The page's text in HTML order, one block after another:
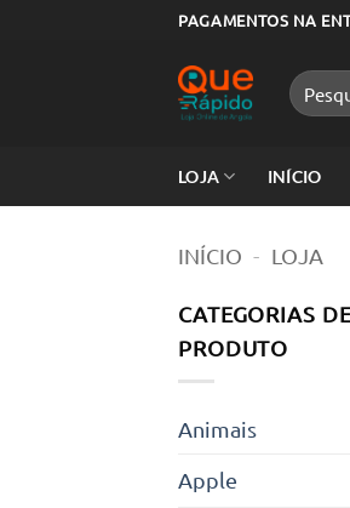
PAGAMENTOS NA
Pesquisar
por:
LOJA INÍCIO
INÍCIO - LOJA
CATEGORIAS DE
PRODUTO
Animais
Apple